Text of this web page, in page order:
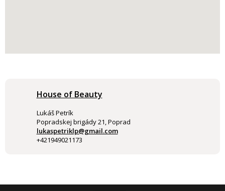
House of Beauty
Lukáš Petrík
Popradskej brigády 21, Poprad
lukaspetriklp@gmail.com
+421949021173